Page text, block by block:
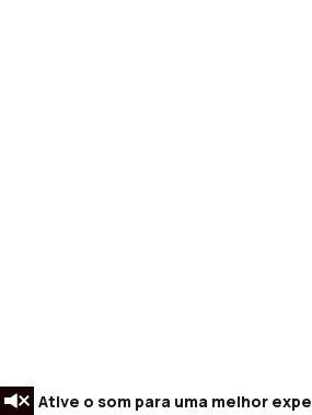
Ative o som para uma melhor